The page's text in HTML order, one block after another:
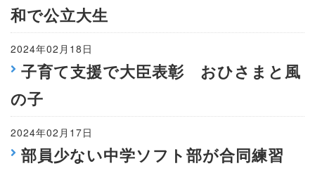
和で公立大生
2024年02月18日
子育て支援で大臣表彰 おひさまと風
の子
2024年02月17日
部員少ない中学ソフト部が合同練習